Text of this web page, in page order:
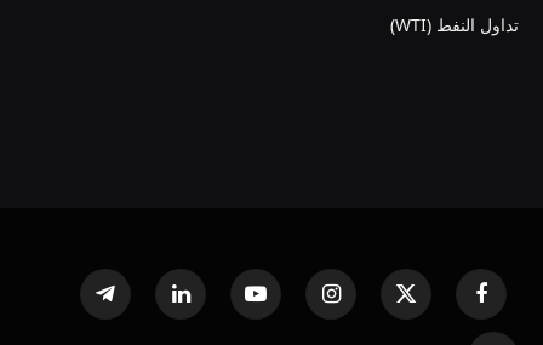
تداول النفط (WTI)
فيسبوك
X
(Twitter)
الانستغرام يوتيوب لينكدإن تيلقرام